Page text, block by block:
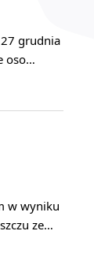
grudnia
oso…
w wyniku
ze…